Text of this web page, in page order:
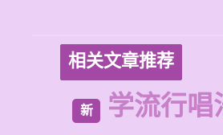
相关文章推荐
新 学流行唱